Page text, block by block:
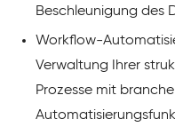
Beschleunigung des
Workflow-
Verwaltung Ihrer
Prozesse mit